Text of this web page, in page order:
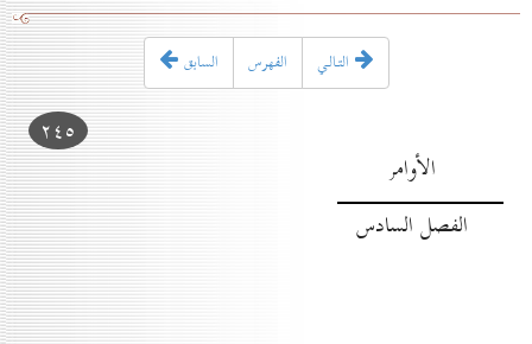
السابق الفهرس التـالـي
۲٤٥
الأوامر
الفصل السادس